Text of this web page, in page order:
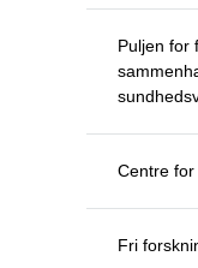
Puljen for
Centre for
Fri